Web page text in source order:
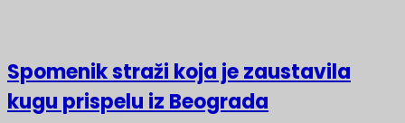
Spomenik straži koja je zaustavila
kugu prispelu iz Beograda